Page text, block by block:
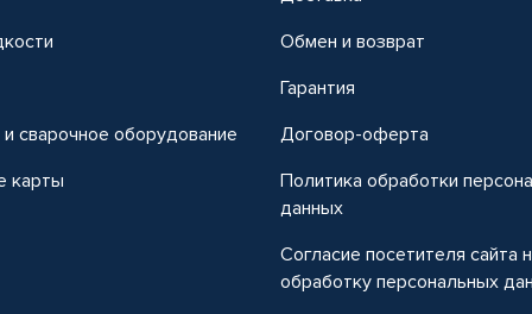
сварочное оборудование
карты
Обмен и возврат
Гарантия
Договор-оферта
Политика обработки
данных
Согласие посетителя сайта
обработку персональных